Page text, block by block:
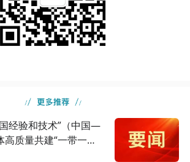
经验和技术”（中国—
质量共建“一带一